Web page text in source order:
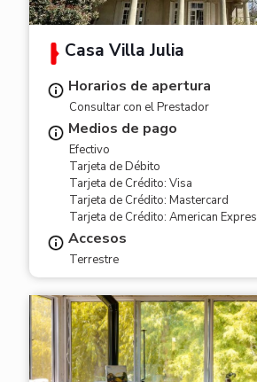
Casa Villa Julia
Horarios de apertura
Consultar con el Prestador
Medios de pago
Efectivo
Tarjeta de Débito
Tarjeta de Crédito: Visa
Tarjeta de Crédito: Mastercard
Tarjeta de Crédito: American
Accesos
Terrestre